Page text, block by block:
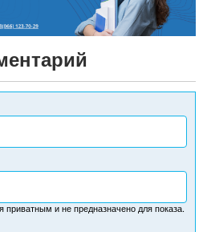
приватным и не предназначено для показа.